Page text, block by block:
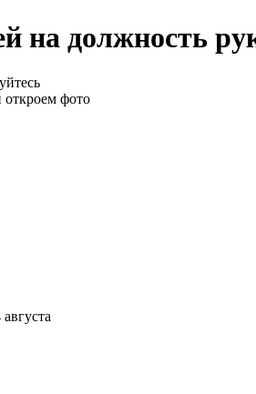
на должность
фото
августа